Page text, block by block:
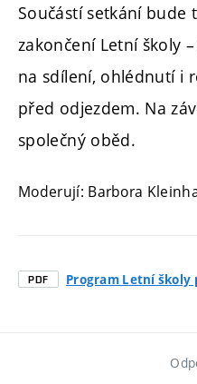
Součástí setkání bude
zakončení Letní školy
na sdílení, ohlédnutí i
před odjezdem. Na
společný oběd.
Moderují: Barbora
PDF Program Letní školy